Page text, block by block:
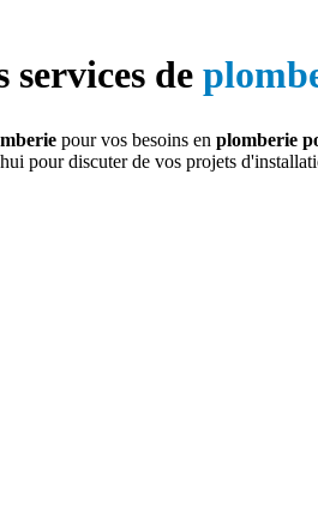
de
pour vos besoins en plomberie
pour discuter de vos projets